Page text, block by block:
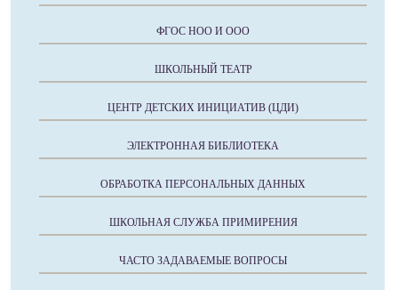
ФГОС НОО И ООО
ШКОЛЬНЫЙ ТЕАТР
ЦЕНТР ДЕТСКИХ ИНИЦИАТИВ (ЦДИ)
ЭЛЕКТРОННАЯ БИБЛИОТЕКА
ОБРАБОТКА ПЕРСОНАЛЬНЫХ ДАННЫХ
ШКОЛЬНАЯ СЛУЖБА ПРИМИРЕНИЯ
ЧАСТО ЗАДАВАЕМЫЕ ВОПРОСЫ